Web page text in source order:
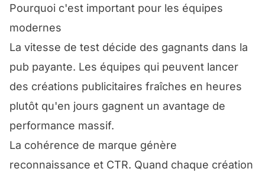
Pourquoi c'est important pour les équipes
modernes
La vitesse de test décide des gagnants dans la
pub payante. Les équipes qui peuvent lancer
des créations publicitaires fraîches en heures
plutôt qu'en jours gagnent un avantage de
performance massif.
La cohérence de marque génère
reconnaissance et CTR. Quand chaque création